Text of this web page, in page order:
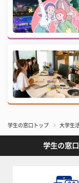
学生の窓口トップ 大学生
学生の窓